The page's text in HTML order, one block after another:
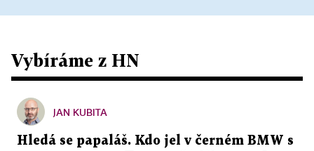
Vybíráme z HN
JAN KUBITA
Hledá se papaláš. Kdo jel v černém BMW s